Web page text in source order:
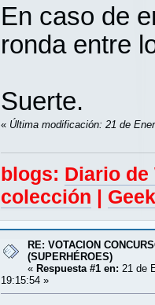
En caso de
ronda entre
Suerte.
« Última modificación: 21 de
blogs: Diario
colección |
RE: VOTACION
(SUPERHÉROES)
« Respuesta #1 en: 21 de
19:15:54 »